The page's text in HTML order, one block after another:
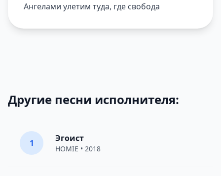
Ангелами улетим туда, где свобода
Другие песни исполнителя:
1 Эгоист
HOMIE • 2018